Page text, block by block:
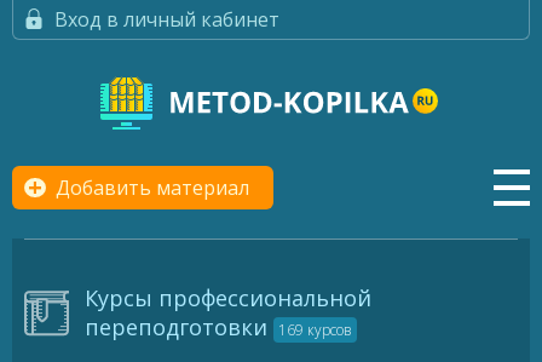
Вход в личный кабинет
Добавить материал
Курсы профессиональной
переподготовки
169 курсов